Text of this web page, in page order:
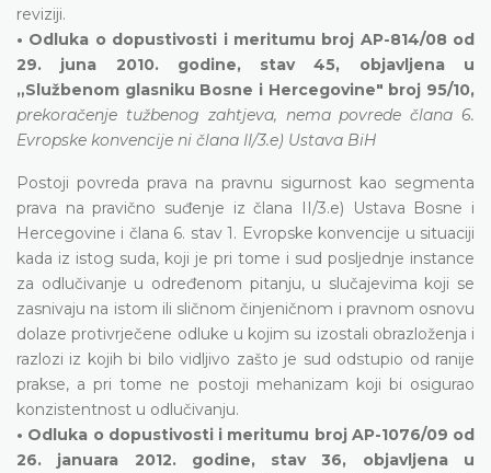
reviziji.
• Odluka o dopustivosti i meritumu broj AP-814/08 od
29. juna 2010. godine, stav 45, objavljena u
„Službenom glasniku Bosne i Hercegovine" broj 95/10,
prekoračenje tužbenog zahtjeva, nema povrede člana 6.
Evropske konvencije ni člana II/3.e) Ustava BiH
Postoji povreda prava na pravnu sigurnost kao segmenta
prava na pravično suđenje iz člana II/3.e) Ustava Bosne i
Hercegovine i člana 6. stav 1. Evropske konvencije u situaciji
kada iz istog suda, koji je pri tome i sud posljednje instance
za odlučivanje u određenom pitanju, u slučajevima koji se
zasnivaju na istom ili sličnom činjeničnom i pravnom osnovu
dolaze protivrječene odluke u kojim su izostali obrazloženja i
razlozi iz kojih bi bilo vidljivo zašto je sud odstupio od ranije
prakse, a pri tome ne postoji mehanizam koji bi osigurao
konzistentnost u odlučivanju.
• Odluka o dopustivosti i meritumu broj AP-1076/09 od
26. januara 2012. godine, stav 36, objavljena u